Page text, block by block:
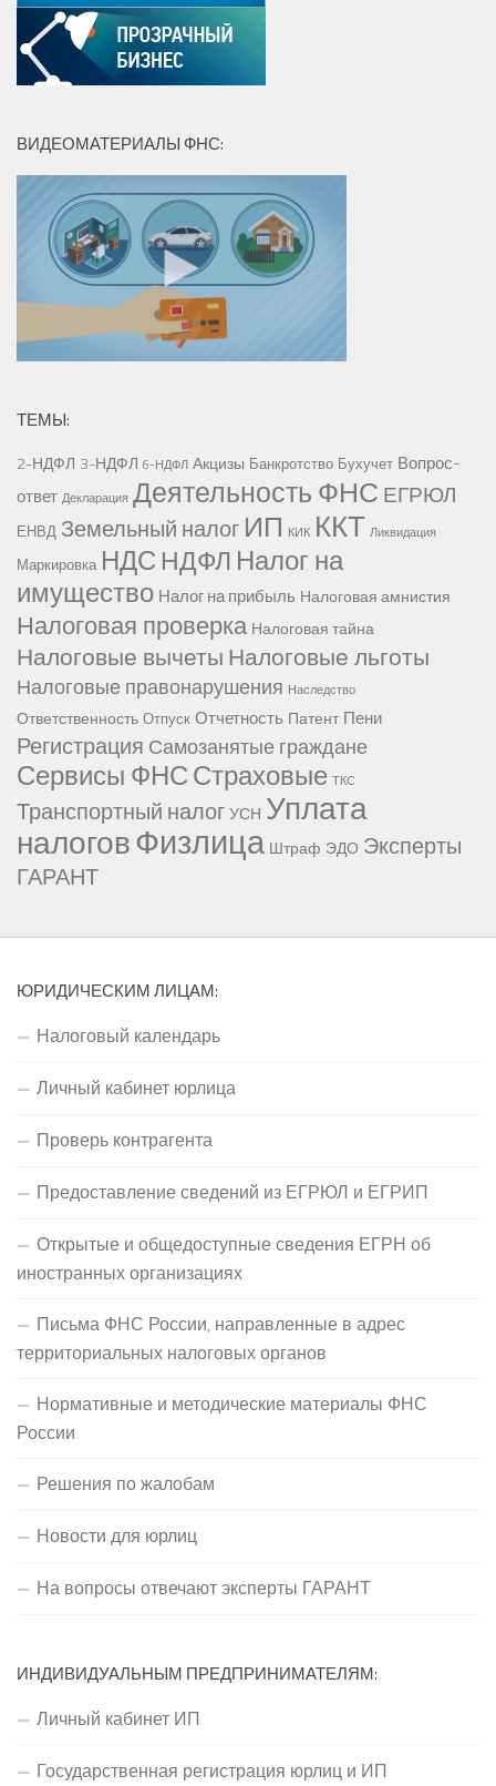
ВИДЕОМАТЕРИАЛЫ ФНС:
ТЕМЫ:
2-НДФЛ 3-НДФЛ 6-НДФЛ Акцизы Банкротство Бухучет Вопрос-
ответ Декларация Деятельность ФНС ЕГРЮЛ
ЕНВД Земельный налог ИП КИК ККТ Ликвидация
Маркировка НДС НДФЛ Налог на
имущество Налог на прибыль Налоговая амнистия
Налоговая проверка Налоговая тайна
Налоговые вычетыНалоговые льготы
Налоговые правонарушения Наследство
Ответственность Отпуск Отчетность Патент Пени
Регистрация Самозанятые граждане
Сервисы ФНССтраховые ТКС
Транспортный налогУСН Уплата
налоговФизлица Штраф ЭДО Эксперты
ГАРАНТ
ЮРИДИЧЕСКИМ ЛИЦАМ:
Налоговый календарь
Личный кабинет юрлица
Проверь контрагента
Предоставление сведений из ЕГРЮЛ и ЕГРИП
Открытые и общедоступные сведения ЕГРН об
иностранных организациях
Письма ФНС России, направленные в адрес
территориальных налоговых органов
Нормативные и методические материалы ФНС
России
Решения по жалобам
Новости для юрлиц
На вопросы отвечают эксперты ГАРАНТ
ИНДИВИДУАЛЬНЫМ ПРЕДПРИНИМАТЕЛЯМ:
Личный кабинет ИП
Государственная регистрация юрлиц и ИП